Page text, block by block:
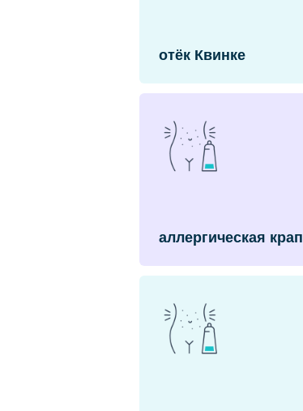
отёк Квинке
аллергическая